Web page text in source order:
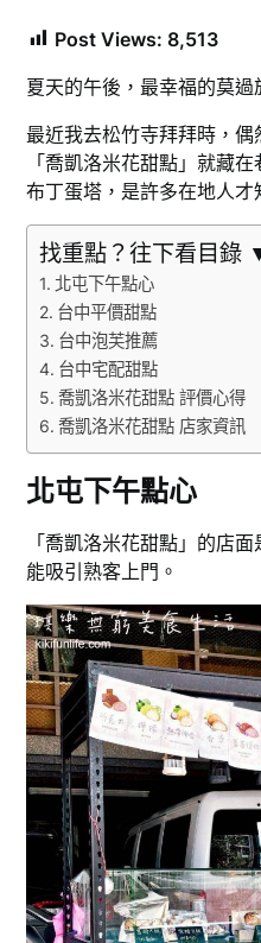
Post Views: 8,513
夏天的午後，最幸福的莫
最近我去松竹寺拜拜時，偶
「喬凱洛米花甜點」就藏
布丁蛋塔，是許多在地人才
找重點？往下看目錄
北屯下午點心
台中平價甜點
台中泡芙推薦
台中宅配甜點
喬凱洛米花甜點 評價心得
喬凱洛米花甜點 店家資訊
北屯下午點心
「喬凱洛米花甜點」的店
能吸引熟客上門。